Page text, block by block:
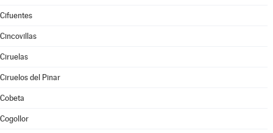
Cifuentes
Cincovillas
Ciruelas
Ciruelos del Pinar
Cobeta
Cogollor